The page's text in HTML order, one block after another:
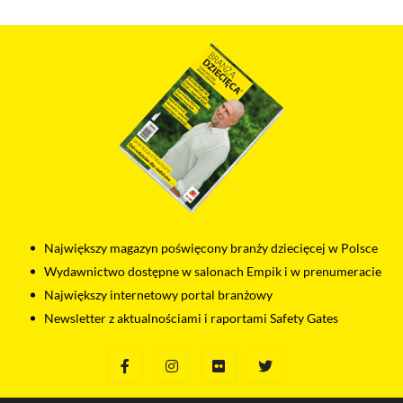
Największy magazyn poświęcony branży dziecięcej w Polsce
Wydawnictwo dostępne w salonach Empik i w prenumeracie
Największy internetowy portal branżowy
Newsletter z aktualnościami i raportami Safety Gates
Odtwarzacze multimedialne (YouTube, Vimeo)
Na tej stronie osadzane są multimedia z serwisów YouTube
i Vimeo. Odtwarzacze tych serwisów wykorzystują
do swojego prawidłowego działania pliki cookies pochodzące
od ich dostawców. Dostawcy mogą uzyskiwać dostęp
do informacji gromadzonych w plikach cookies. Możesz
wyłączyć pliki cookies związane z odtwarzaczami, ale wtedy
nie będziesz w stanie obejrzeć treści osadzonych w formie